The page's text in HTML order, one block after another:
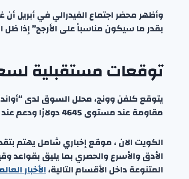
وأظهر محضر اجتماع الفيدرالي في أبريل
بقدر ما سيكون مناسباً على الأرجح” إذا ظل
توقعات مستقبلية
يتوقع كلفن وونج، محلل السوق لدى
مقاومة عند مستوى 4645 دولارًا ودعم عند مستوى 4456 دولارًا.
الكويت الان ، موقع إخباري شامل يهتم
الأدق والأسرع والحصري بما يليق بقواعد
المتنوعة داخل الأقسام التالية،الأخبار